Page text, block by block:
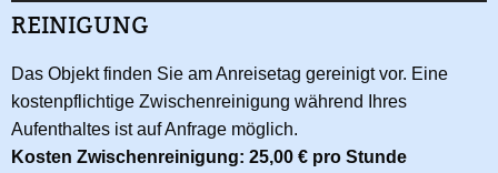
REINIGUNG
Das Objekt finden Sie am Anreisetag gereinigt vor. Eine
kostenpflichtige Zwischenreinigung während Ihres
Aufenthaltes ist auf Anfrage möglich.
Kosten Zwischenreinigung: 25,00 € pro Stunde